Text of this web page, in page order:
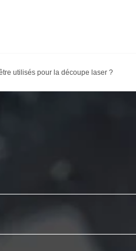
utilisés pour la découpe laser ?